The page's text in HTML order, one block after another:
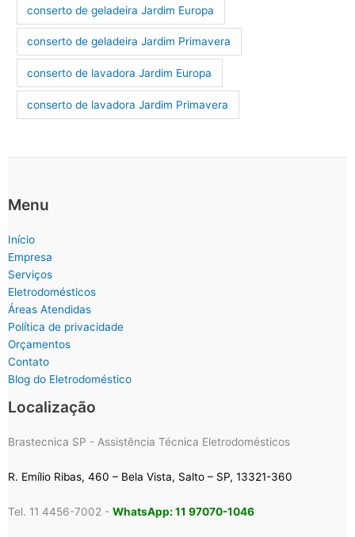
conserto de geladeira Jardim Europa
conserto de geladeira Jardim Primavera
conserto de lavadora Jardim Europa
conserto de lavadora Jardim Primavera
Menu
Início
Empresa
Serviços
Eletrodomésticos
Áreas Atendidas
Política de privacidade
Orçamentos
Contato
Blog do Eletrodoméstico
Localização
Brastecnica SP - Assistência Técnica Eletrodomésticos
R. Emílio Ribas, 460 – Bela Vista, Salto – SP, 13321-360
Tel. 11 4456-7002 - WhatsApp: 11 97070-1046